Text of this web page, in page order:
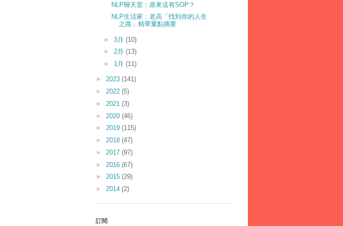
NLP聊天室：原來這有SOP？
NLP生活家：老高「找到你的人生
之路」精華重點摘要
► 3月 (10)
► 2月 (13)
► 1月 (11)
► 2023 (141)
► 2022 (5)
► 2021 (3)
► 2020 (46)
► 2019 (115)
► 2018 (47)
► 2017 (97)
► 2016 (67)
► 2015 (29)
► 2014 (2)
訂閱